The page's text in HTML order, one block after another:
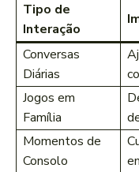
Tipo⁢ de
Interação
Conversas
⁢Diárias
Jogos em
Família
Momentos de
Consolo